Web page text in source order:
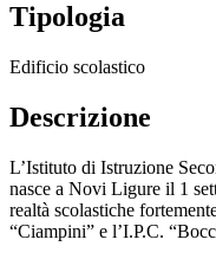
Tipologia
Edificio scolastico
Descrizione
L’Istituto di Istruzione
nasce a Novi Ligure il 1
realtà scolastiche
“Ciampini” e l’I.P.C.